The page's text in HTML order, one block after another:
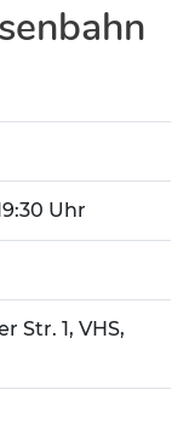
Uhr
Str. 1, VHS,